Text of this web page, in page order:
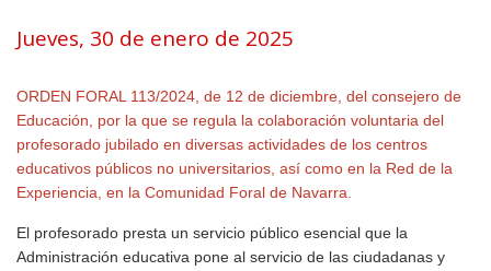
Jueves, 30 de enero de 2025
ORDEN FORAL 113/2024, de 12 de diciembre, del consejero de
Educación, por la que se regula la colaboración voluntaria del
profesorado jubilado en diversas actividades de los centros
educativos públicos no universitarios, así como en la Red de la
Experiencia, en la Comunidad Foral de Navarra.
El profesorado presta un servicio público esencial que la
Administración educativa pone al servicio de las ciudadanas y